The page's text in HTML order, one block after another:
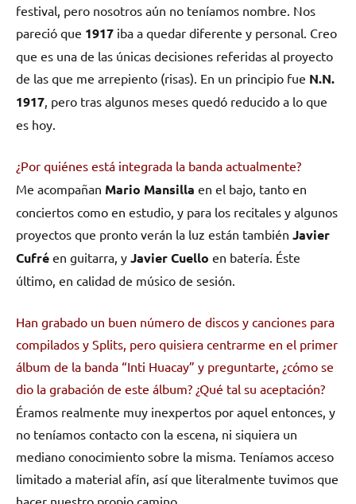
festival, pero nosotros aún no teníamos nombre. Nos
pareció que 1917 iba a quedar diferente y personal. Creo
que es una de las únicas decisiones referidas al proyecto
de las que me arrepiento (risas). En un principio fue N.N.
1917 , pero tras algunos meses quedó reducido a lo que
es hoy.
¿Por quiénes está integrada la banda actualmente?
Me acompañan Mario Mansilla en el bajo, tanto en
conciertos como en estudio, y para los recitales y algunos
proyectos que pronto verán la luz están también Javier
Cufré en guitarra, y Javier Cuello en batería. Éste
último, en calidad de músico de sesión.
Han grabado un buen número de discos y canciones para
compilados y Splits, pero quisiera centrarme en el primer
álbum de la banda “Inti Huacay” y preguntarte, ¿cómo se
dio la grabación de este álbum? ¿Qué tal su aceptación?
Éramos realmente muy inexpertos por aquel entonces, y
no teníamos contacto con la escena, ni siquiera un
mediano conocimiento sobre la misma. Teníamos acceso
limitado a material afín, así que literalmente tuvimos que
hacer nuestro propio camino.